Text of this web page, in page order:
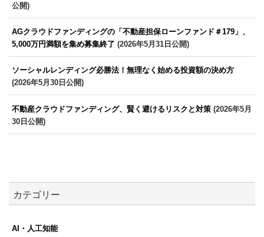
公開)
AGクラウドファンディングの「不動産担保ローンファンド＃179」、
5,000万円満額を集め募集終了 (2026年5月31日公開)
ソーシャルレンディング必勝法！無理なく始める投資額の決め方
(2026年5月30日公開)
不動産クラウドファンディング、賢く避けるリスクと対策 (2026年5月
30日公開)
カテゴリー
AI・人工知能